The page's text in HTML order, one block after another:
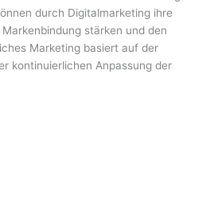
durch Digitalmarketing ihre
stärken und den
Marketing basiert auf der
kontinuierlichen Anpassung der